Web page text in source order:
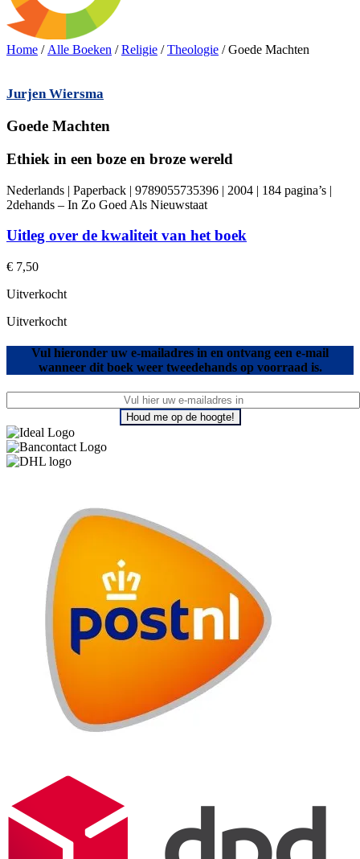
Home / Alle Boeken /Religie /Theologie / Goede Machten
Jurjen Wiersma
Goede Machten
Ethiek in een boze en broze wereld
Nederlands | Paperback | 9789055735396 | 2004 | 184 pagina’s |
2dehands – In Zo Goed Als Nieuwstaat
Uitleg over de kwaliteit van het boek
€ 7,50
Uitverkocht
Uitverkocht
Vul hieronder uw e-mailadres in en ontvang een e-mail
wanneer dit boek weer tweedehands op voorraad is.
Houd me op de hoogte!